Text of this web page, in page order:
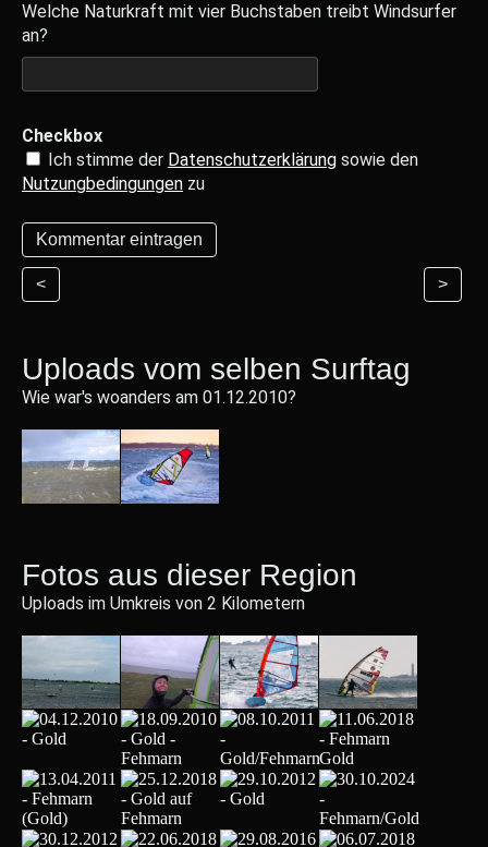
Welche Naturkraft mit vier Buchstaben treibt Windsurfer
an?
Checkbox
Ich stimme der Datenschutzerklärung sowie den
Nutzungbedingungen zu
< >
Uploads vom selben Surftag
Wie war's woanders am 01.12.2010?
Fotos aus dieser Region
Uploads im Umkreis von 2 Kilometern